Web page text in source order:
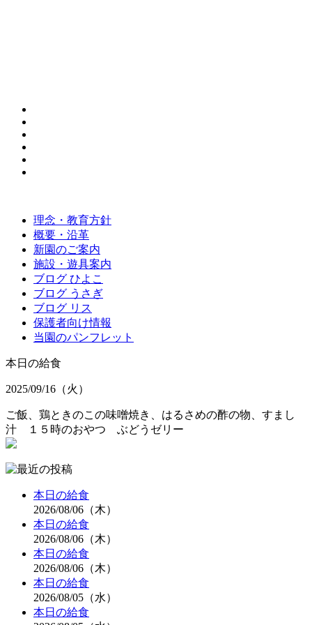
理念・教育方針
概要・沿革
新園のご案内
施設・遊具案内
ブログ ひよこ
ブログ うさぎ
ブログ リス
保護者向け情報
当園のパンフレット
本日の給食
2025/09/16（火）
ご飯、鶏ときのこの味噌焼き、はるさめの酢の物、すまし
汁 １５時のおやつ ぶどうゼリー
本日の給食
2026/08/06（木）
本日の給食
2026/08/06（木）
本日の給食
2026/08/06（木）
本日の給食
2026/08/05（水）
本日の給食